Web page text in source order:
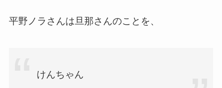
平野ノラさんは旦那さんのことを、
けんちゃん